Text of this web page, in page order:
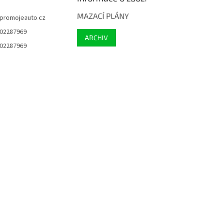
promojeauto.cz
MAZACÍ PLÁNY
ARCHIV